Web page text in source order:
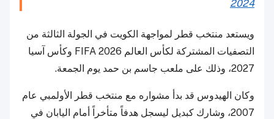
2024
ويستعد منتخب قطر لمواجهة الكويت في الجولة الثالثة من
التصفيات المشتركة لكأس العالم FIFA 2026 وكأس آسيا
2027، وذلك على ملعب جاسم بن حمد يوم الجمعة.
وكان الهيدوس قد بدأ مشواره مع منتخب قطر الأولمبي عام
2007، وشارك كبديل ليسجل هدفاً متأخراً أمام اليابان في